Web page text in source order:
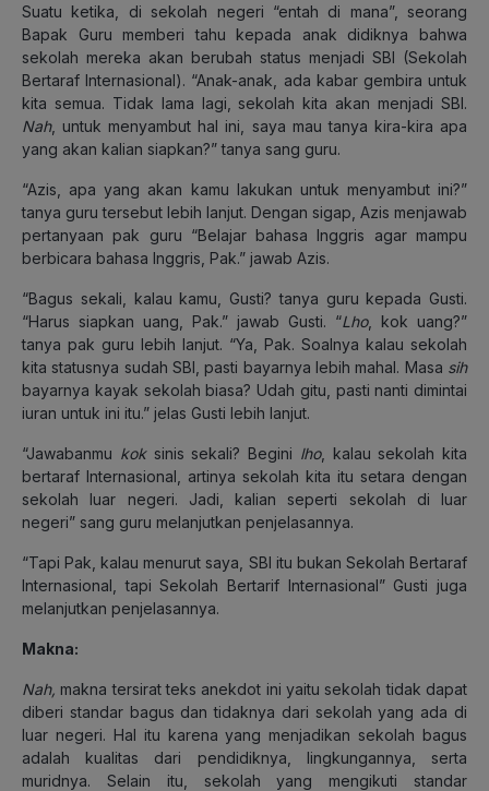
Suatu ketika, di sekolah negeri “entah di mana”, seorang
Bapak Guru memberi tahu kepada anak didiknya bahwa
sekolah mereka akan berubah status menjadi SBI (Sekolah
Bertaraf Internasional). “Anak-anak, ada kabar gembira untuk
kita semua. Tidak lama lagi, sekolah kita akan menjadi SBI.
Nah, untuk menyambut hal ini, saya mau tanya kira-kira apa
yang akan kalian siapkan?” tanya sang guru.
“Azis, apa yang akan kamu lakukan untuk menyambut ini?”
tanya guru tersebut lebih lanjut. Dengan sigap, Azis menjawab
pertanyaan pak guru “Belajar bahasa Inggris agar mampu
berbicara bahasa Inggris, Pak.” jawab Azis.
“Bagus sekali, kalau kamu, Gusti? tanya guru kepada Gusti.
“Harus siapkan uang, Pak.” jawab Gusti. “Lho, kok uang?”
tanya pak guru lebih lanjut. “Ya, Pak. Soalnya kalau sekolah
kita statusnya sudah SBI, pasti bayarnya lebih mahal. Masa sih
bayarnya kayak sekolah biasa? Udah gitu, pasti nanti dimintai
iuran untuk ini itu.” jelas Gusti lebih lanjut.
“Jawabanmu kok sinis sekali? Begini lho, kalau sekolah kita
bertaraf Internasional, artinya sekolah kita itu setara dengan
sekolah luar negeri. Jadi, kalian seperti sekolah di luar
negeri” sang guru melanjutkan penjelasannya.
“Tapi Pak, kalau menurut saya, SBI itu bukan Sekolah Bertaraf
Internasional, tapi Sekolah Bertarif Internasional” Gusti juga
melanjutkan penjelasannya.
Makna:
Nah, makna tersirat teks anekdot ini yaitu sekolah tidak dapat
diberi standar bagus dan tidaknya dari sekolah yang ada di
luar negeri. Hal itu karena yang menjadikan sekolah bagus
adalah kualitas dari pendidiknya, lingkungannya, serta
muridnya. Selain itu, sekolah yang mengikuti standar